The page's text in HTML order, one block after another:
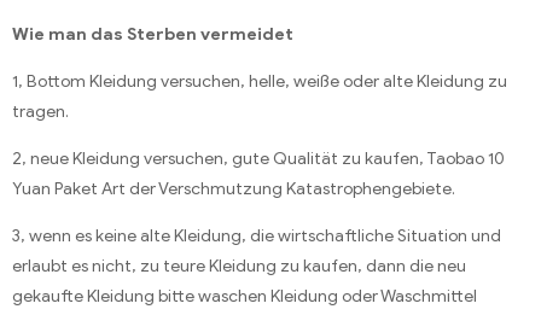
Wie man das Sterben vermeidet
1, Bottom Kleidung versuchen, helle, weiße oder alte Kleidung zu
tragen.
2, neue Kleidung versuchen, gute Qualität zu kaufen, Taobao 10
Yuan Paket Art der Verschmutzung Katastrophengebiete.
3, wenn es keine alte Kleidung, die wirtschaftliche Situation und
erlaubt es nicht, zu teure Kleidung zu kaufen, dann die neu
gekaufte Kleidung bitte waschen Kleidung oder Waschmittel